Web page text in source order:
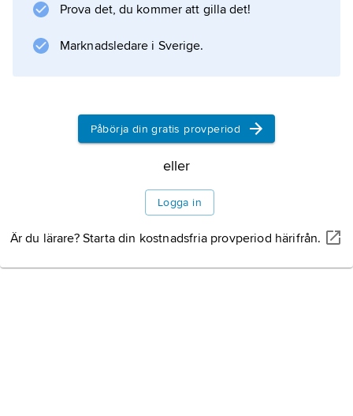
den tyska nazismen och USA-imperialismen
på 1930-, 40- och 50-talen. Fougerons senare
Information om artikeln
Prova det, du kommer att gilla det!
Marknadsledare i Sverige.
Påbörja din gratis provperiod
eller
Logga in
Är du lärare? Starta din kostnadsfria provperiod härifrån.